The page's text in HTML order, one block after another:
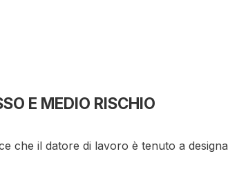
E MEDIO RISCHIO
che il datore di lavoro è tenuto a